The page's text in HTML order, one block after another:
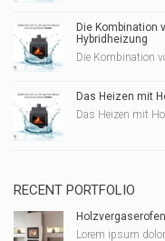
Die Kombination
Hybridheizung
Die Kombination
Das Heizen mit
Das Heizen mit
RECENT PORTFOLIO
Holzvergaserofen
Lorem ipsum